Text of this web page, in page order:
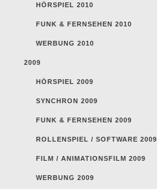
HÖRSPIEL 2010
FUNK & FERNSEHEN 2010
WERBUNG 2010
2009
HÖRSPIEL 2009
SYNCHRON 2009
FUNK & FERNSEHEN 2009
ROLLENSPIEL / SOFTWARE 2009
FILM / ANIMATIONSFILM 2009
WERBUNG 2009